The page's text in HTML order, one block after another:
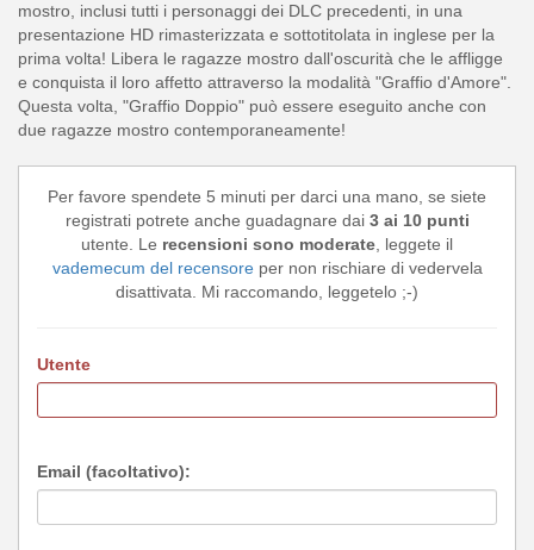
mostro, inclusi tutti i personaggi dei DLC precedenti, in una
presentazione HD rimasterizzata e sottotitolata in inglese per la
prima volta! Libera le ragazze mostro dall'oscurità che le affligge
e conquista il loro affetto attraverso la modalità "Graffio d'Amore".
Questa volta, "Graffio Doppio" può essere eseguito anche con
due ragazze mostro contemporaneamente!
Per favore spendete 5 minuti per darci una mano, se siete
registrati potrete anche guadagnare dai 3 ai 10 punti
utente. Le recensioni sono moderate, leggete il
vademecum del recensoreper non rischiare di vedervela
disattivata. Mi raccomando, leggetelo ;-)
Utente
Email (facoltativo):